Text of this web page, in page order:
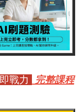
戰力
完整課程